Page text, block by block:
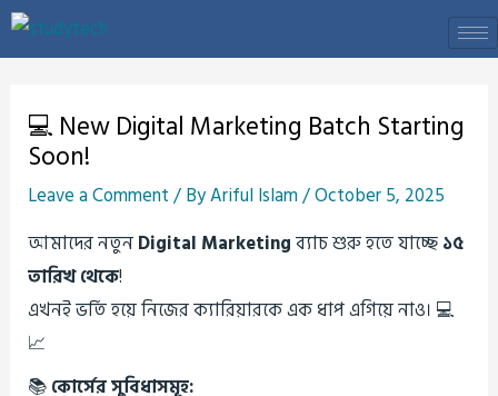
Skip
💻 New Digital Marketing Batch Starting
Soon!
Leave a Comment / ByAriful Islam/October 5, 2025
আমাদের নতুনDigital Marketingব্যাচ শুরু হতে যাচ্ছে১৫
তারিখ থেকে!
এখনই ভর্তি হয়ে নিজের ক্যারিয়ারকে এক ধাপ এগিয়ে নাও। 💻
📈
📚কোর্সের সুবিধাসমূহ: